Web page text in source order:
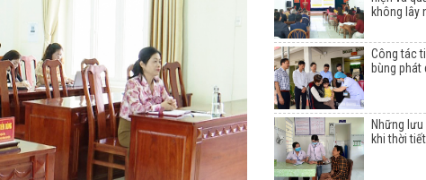
không lây
Công tác
bùng phát
Những
khi thời